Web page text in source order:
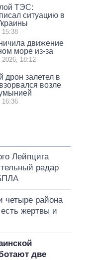
ТЭС:
ситуацию в
15:38
движение
море из-за
2026, 18:12
дрон залетел в
возле
16:36
Лейпцига
радар
четыре района
жертвы и
две